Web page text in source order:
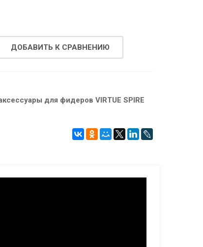
ДОБАВИТЬ К СРАВНЕНИЮ
для фидеров VIRTUE SPIRE